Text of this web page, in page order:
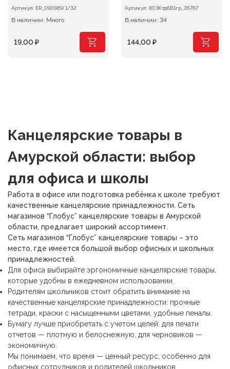
Артикул:
ER_090969 1/32
В наличии: Много
19,00 ₽
Артикул: 80ЗКтд6В1гр_35767
В наличии: 34
144,00 ₽
Канцелярские товары в
Амурской области: выбор
для офиса и школы
Работа в офисе или подготовка ребёнка к школе требуют
качественные канцелярские принадлежности. Сеть
магазинов “Глобус” канцелярские товары в Амурской
области, предлагает широкий ассортимент.
Сеть магазинов “Глобус” канцелярские товары – это
место, где имеется большой выбор офисных и школьных
принадлежностей.
Для офиса выбирайте эргономичные канцелярские товары,
которые удобны в ежедневном использовании.
Родителям школьников стоит обратить внимание на
качественные канцелярские принадлежности: прочные
тетради, краски с насыщенными цветами, удобные пеналы.
Бумагу лучше приобретать с учетом целей: для печати
отчетов — плотную и белоснежную, для черновиков —
экономичную.
Мы понимаем, что время — ценный ресурс, особенно для
офисных сотрудников и родителей школьников.